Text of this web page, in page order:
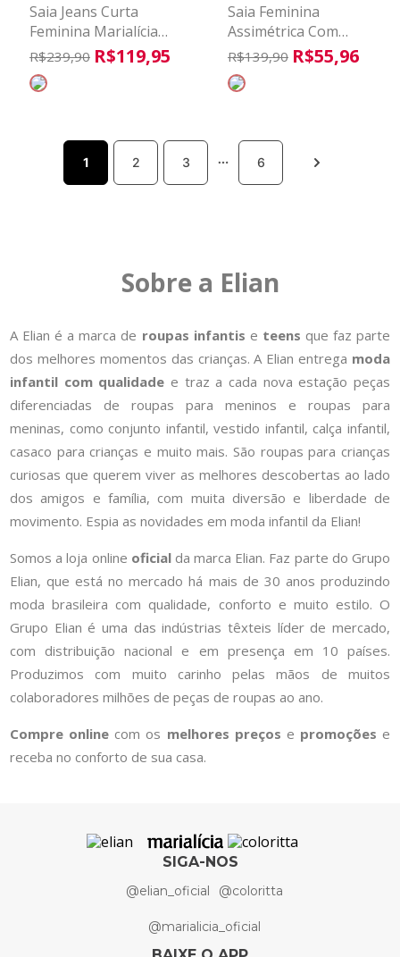
Saia Jeans Curta
Feminina Marialícia
Azul
R$239,90 R$119,95
Saia Feminina
Assimétrica Com
Bolso Marialícia
Bege
R$139,90 R$55,96
1 2 3 6
Sobre a Elian
A Elian é a marca de roupas infantis e teens que faz parte
dos melhores momentos das crianças. A Elian entrega moda
infantil com qualidade e traz a cada nova estação peças
diferenciadas de roupas para meninos e roupas para
meninas, como conjunto infantil, vestido infantil, calça infantil,
casaco para crianças e muito mais. São roupas para crianças
curiosas que querem viver as melhores descobertas ao lado
dos amigos e família, com muita diversão e liberdade de
movimento. Espia as novidades em moda infantil da Elian!
Somos a loja online oficialda marca Elian. Faz parte do Grupo
Elian, que está no mercado há mais de 30 anos produzindo
moda brasileira com qualidade, conforto e muito estilo. O
Grupo Elian é uma das indústrias têxteis líder de mercado,
com distribuição nacional e em presença em 10 países.
Produzimos com muito carinho pelas mãos de muitos
colaboradores milhões de peças de roupas ao ano.
Compre online com os melhores preços e promoções e
receba no conforto de sua casa.
SIGA-NOS
@elian_oficial @coloritta
@marialicia_oficial